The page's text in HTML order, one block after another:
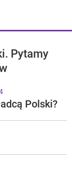
Pytamy
Polski?